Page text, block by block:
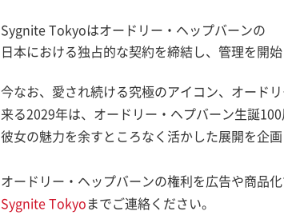
Sygnite Tokyoはオードリー・ヘップバーンの
日本における独占的な契約を締結し、管理を開始
今なお、愛され続ける究極のアイコン、オードリ
来る2029年は、オードリー・ヘプバーン生誕100
彼女の魅力を余すところなく活かした展開を企画
オードリー・ヘップバーンの権利を広告や商品
Sygnite Tokyo までご連絡ください。